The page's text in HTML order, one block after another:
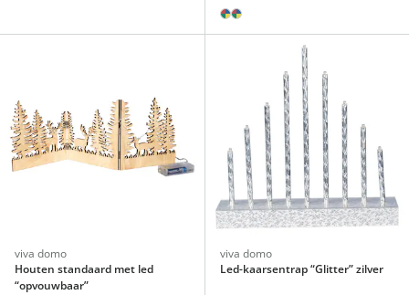
viva domo
Houten standaard met led
“opvouwbaar”
viva domo
Led-kaarsentrap “Glitter” zilver